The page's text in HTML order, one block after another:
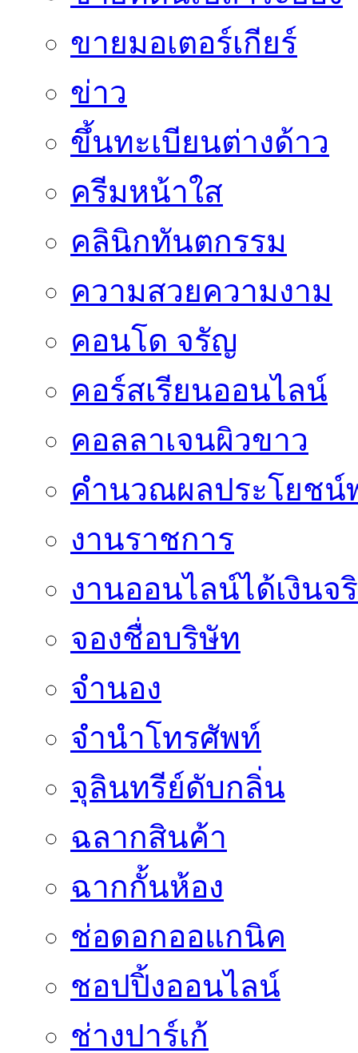
ขายมอเตอร์เกียร์
ข่าว
ขึ้นทะเบียนต่างด้าว
ครีมหน้าใส
คลินิกทันตกรรม
ความสวยความงาม
คอนโด จรัญ
คอร์สเรียนออนไลน์
คอลลาเจนผิวขาว
คำนวณผลประโยชน์
งานราชการ
งานออนไลน์ได้เงินจ
จองชื่อบริษัท
จำนอง
จำนำโทรศัพท์
จุลินทรีย์ดับกลิ่น
ฉลากสินค้า
ฉากกั้นห้อง
ช่อดอกออแกนิค
ชอปปิ้งออนไลน์
ช่างปาร์เก้